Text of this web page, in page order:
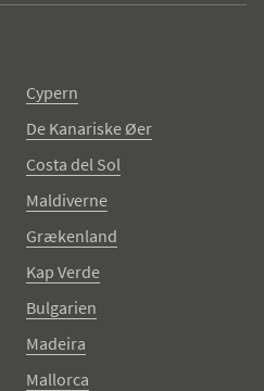
Cypern
De Kanariske Øer
Costa del Sol
Maldiverne
Grækenland
Kap Verde
Bulgarien
Madeira
Mallorca